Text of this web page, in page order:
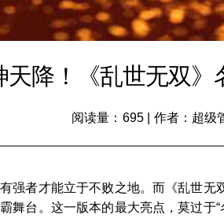
天降！《乱世无双
阅读量：695 作者：超级
强者才能立于不败之地。而《乱世无
舞台。这一版本的最大亮点，莫过